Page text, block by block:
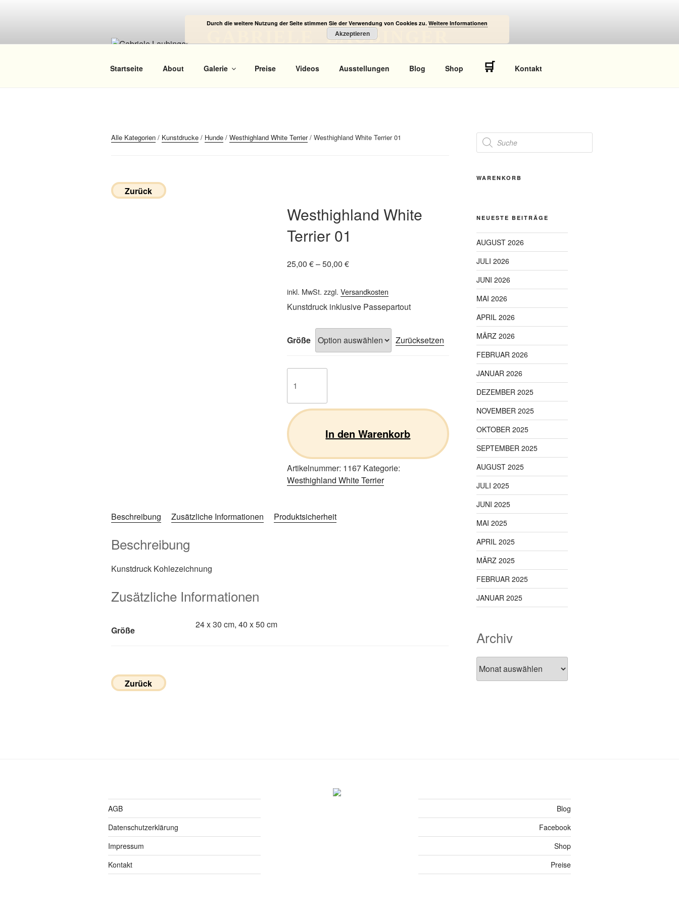
GABRIELE LAUBINGER
Startseite About Galerie Preise Videos Ausstellungen Blog Shop 🛒 Kontakt
Alle Kategorien / Kunstdrucke / Hunde / Westhighland White Terrier/ Westhighland White Terrier 01
Zurück
Westhighland White
Terrier 01
25,00 €–50,00 €
inkl. MwSt. zzgl. Versandkosten
Kunstdruck inklusive Passepartout
Größe Zurücksetzen
White
Menge
In den Warenkorb
Artikelnummer: 1167 Kategorie:
Westhighland White Terrier
Beschreibung Zusätzliche Informationen Produktsicherheit
Beschreibung
Kunstdruck Kohlezeichnung
Zusätzliche Informationen
Größe
24 x 30 cm, 40 x 50 cm
Zurück
Products
search
WARENKORB
NEUESTE BEITRÄGE
AUGUST 2026
JULI 2026
JUNI 2026
MAI 2026
APRIL 2026
MÄRZ 2026
FEBRUAR 2026
JANUAR 2026
DEZEMBER 2025
NOVEMBER 2025
OKTOBER 2025
SEPTEMBER 2025
AUGUST 2025
JULI 2025
JUNI 2025
MAI 2025
APRIL 2025
MÄRZ 2025
FEBRUAR 2025
JANUAR 2025
Archiv
AGB
Datenschutzerklärung
Impressum
Kontakt
Blog
Facebook
Shop
Preise
Durch die weitere Nutzung der Seite stimmen Sie der Verwendung von Cookies zu. Weitere Informationen
Akzeptieren